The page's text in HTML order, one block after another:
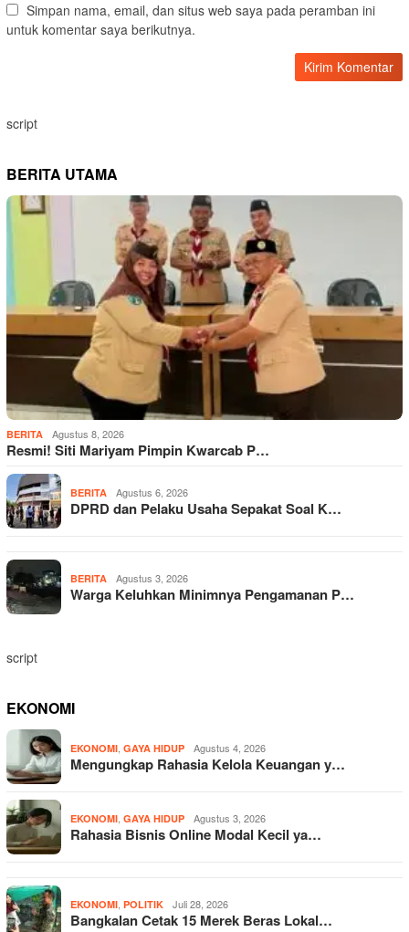
Simpan nama, email, dan situs web saya pada peramban ini
untuk komentar saya berikutnya.
script
BERITA UTAMA
BERITA Agustus 8, 2026
Resmi! Siti Mariyam Pimpin Kwarcab P…
BERITA Agustus 6, 2026
DPRD dan Pelaku Usaha Sepakat Soal K…
BERITA Agustus 3, 2026
Warga Keluhkan Minimnya Pengamanan P…
script
EKONOMI
EKONOMI, GAYA HIDUP Agustus 4, 2026
Mengungkap Rahasia Kelola Keuangan y…
EKONOMI, GAYA HIDUP Agustus 3, 2026
Rahasia Bisnis Online Modal Kecil ya…
EKONOMI, POLITIK Juli 28, 2026
Bangkalan Cetak 15 Merek Beras Lokal…